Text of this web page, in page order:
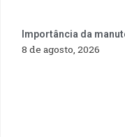
Importância da
8 de agosto, 2026